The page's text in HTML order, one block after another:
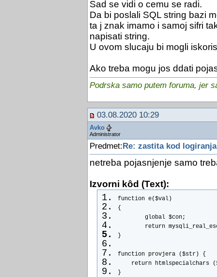
Sad se vidi o cemu se radi.
Da bi poslali SQL string bazi
ta j znak imamo i samoj sifri
napisati string.
U ovom slucaju bi mogli
Ako treba mogu jos ddati
Podrska samo putem foruma, jer
03.08.2020 10:29
Avko
Administrator
Predmet: Re: zastita kod logiranja
netreba pojasnjenje samo
Izvorni kôd (Text):
function e($val)
{
global $con;
return
}
function provjera ($str) {
return htmlspecialchars
}